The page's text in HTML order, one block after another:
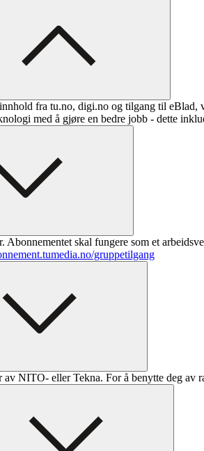
fra tu.no, digi.no og tilgang til
med å gjøre en bedre jobb - dette
skal fungere som et
gruppetilgang
NITO- eller Tekna. For å benytte deg